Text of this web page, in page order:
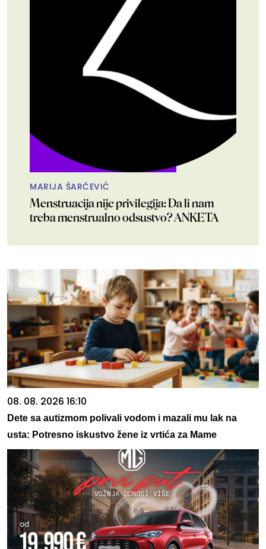
MARIJA ŠARČEVIĆ
Menstruacija nije privilegija: Da li nam
treba menstrualno odsustvo? ANKETA
08. 08. 2026 16:10
Dete sa autizmom polivali vodom i mazali mu lak na
usta: Potresno iskustvo žene iz vrtića za Mame